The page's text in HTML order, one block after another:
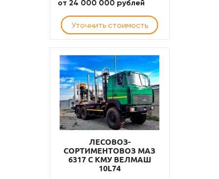
от 24 000 000 рублей
Уточнить стоимость
ЛЕСОВОЗ-
СОРТИМЕНТОВОЗ МАЗ
6317 С КМУ ВЕЛМАШ
10L74